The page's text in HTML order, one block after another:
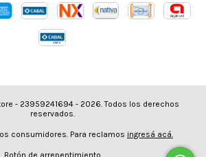
- 23959241694 - 2026. Todos los derechos
reservados.
consumidores. Para reclamos ingresá acá.
Botón de arrepentimiento